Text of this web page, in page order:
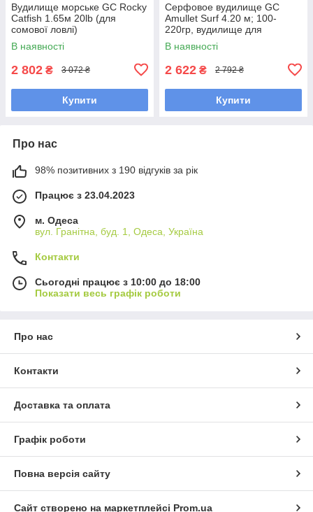
Вудилище морське GC Rocky
Catfish 1.65м 20lb (для
сомової ловлі)
В наявності
2 802 ₴ 3 072 ₴
Купити
Серфовое вудилище GC
Amullet Surf 4.20 м; 100-
220гр, вудилище для
морський (серфової)
риболовлі
В наявності
2 622 ₴ 2 792 ₴
Купити
Про нас
98% позитивних з 190 відгуків за рік
Працює з 23.04.2023
м. Одеса
вул. Гранітна, буд. 1, Одеса, Україна
Контакти
Сьогодні працює з 10:00 до 18:00
Показати весь графік роботи
Про нас
Контакти
Доставка та оплата
Графік роботи
Повна версія сайту
Сайт створено на маркетплейсі Prom.ua